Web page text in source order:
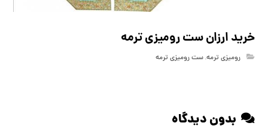
خرید ارزان ست رومیزی ترمه
رومیزی ترمه,ست رومیزی ترمه
بدون دیدگاه